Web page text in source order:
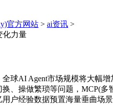
官方网站 > ai资讯 >
化力量
AI Agent市场规模将大幅增
、操做繁琐等问题，MCP(
户经验数据预置海量垂曲场